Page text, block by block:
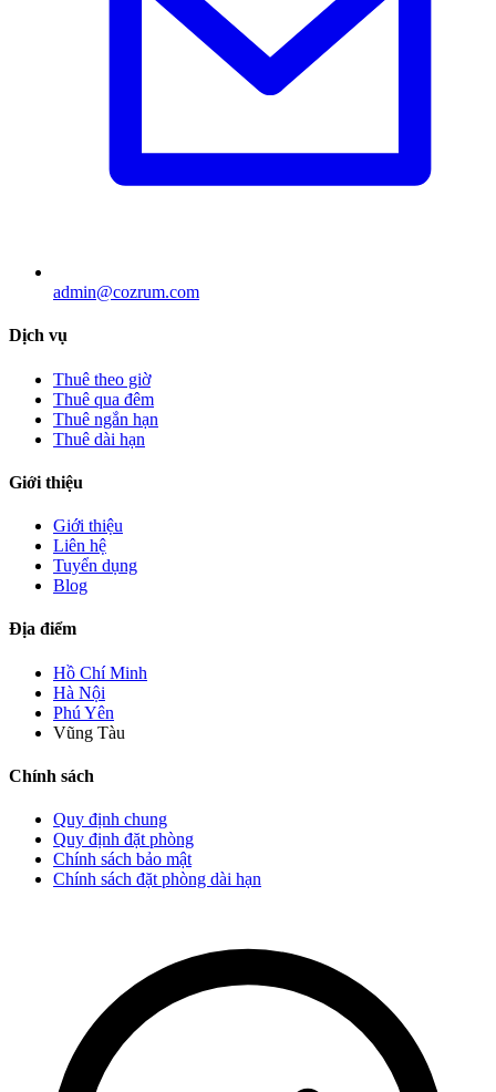
admin@cozrum.com
Dịch vụ
Thuê theo giờ
Thuê qua đêm
Thuê ngắn hạn
Thuê dài hạn
Giới thiệu
Giới thiệu
Liên hệ
Tuyển dụng
Blog
Địa điểm
Hồ Chí Minh
Hà Nội
Phú Yên
Vũng Tàu
Chính sách
Quy định chung
Quy định đặt phòng
Chính sách bảo mật
Chính sách đặt phòng dài hạn